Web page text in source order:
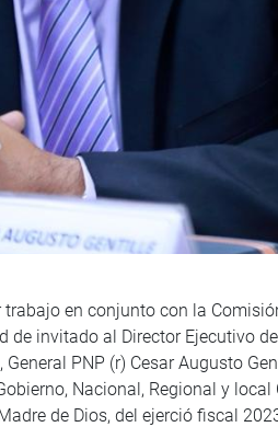
en conjunto con la
de invitado al Director Ejecutivo
PNP (r) Cesar Augusto
Nacional, Regional y
de Dios, del ejerció fiscal